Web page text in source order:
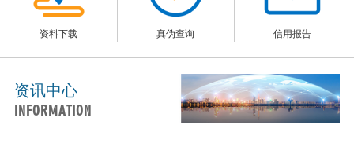
资料下载 真伪查询 信用报告
资讯中心
INFORMATION